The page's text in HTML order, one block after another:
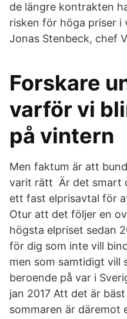
de längre kontrakten
risken för höga priser i
Jonas Stenbeck, chef
Forskare
varför vi
på vintern
Men faktum är att
varit rätt Är det smart
ett fast elprisavtal för
Otur att det följer en
högsta elpriset sedan
för dig som inte vill
men som samtidigt vill
beroende på var i
jan 2017 Att det är
sommaren är däremot